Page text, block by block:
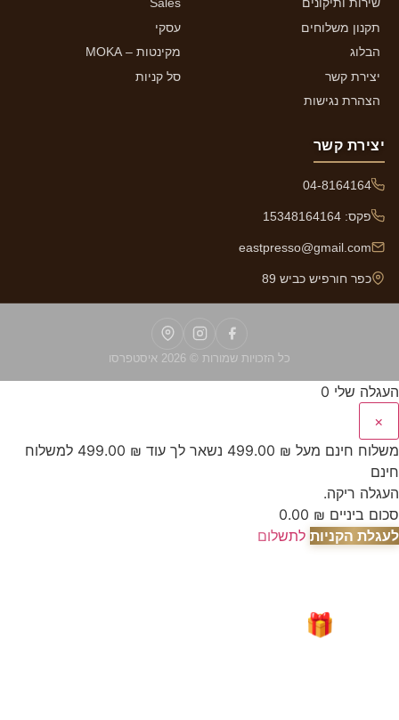
שירות ותיקונים
תקנון משלוחים
הבלוג
יצירת קשר
הצהרת נגישות
Sales
עסקי
מקינטות – MOKA
סל קניות
יצירת קשר
04-8164164
פקס: 15348164164
eastpresso@gmail.com
כפר חורפיש כביש 89
כל הזכויות שמורות © 2026 איסטפרסו
העגלה שלי 0
×
משלוח חינם מעל ₪ נשאר לך עוד ₪
למשלוח
חינם
העגלה ריקה.
סכום ביניים ₪
לעגלת הקניות לתשלום
🎁 מבצע מיוחד לאור המצב